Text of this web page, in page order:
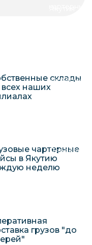
чартерных
Перевозка
склады
всех наших
чартерные
в Якутию
неделю
грузов "до